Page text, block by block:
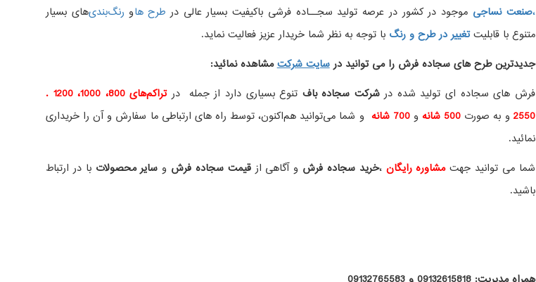
صنعت نساجی، موجود در کشور در عرصه تولید سجــاده فرشی باکیفیت بسیار عالی در طرح هاو
های بسیار
متنوع با قابلیتتغییر در طرح و رنگ با توجه به نظر شما خریدار عزیز فعالیت نماید.
جدیدترین طرح های سجاده فرش را می توانید درسایت شرکتمشاهده نمائید:
فرش های سجاده ای تولید شده درشرکت سجاده باف تنوع بسیاری دارد از جمله در
تراکم‌های 800، 1000، 1200 .
2550 و به صورت 500 شانه و700 شانه
و شما می‌توانید هم‌اکنون، توسط راه های ارتباطی ما سفارش و آن را خریداری
نمائید.
شما می توانید جهت مشاوره رایگان ،خرید سجاده فرش و آگاهی ازقیمت سجاده فرش و سایر محصولات با در ارتباط
باشید.